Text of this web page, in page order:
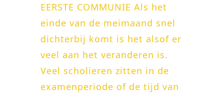
EERSTE COMMUNIE Als het
einde van de meimaand snel
dichterbij komt is het alsof er
veel aan het veranderen is.
Veel scholieren zitten in de
examenperiode of de tijd van